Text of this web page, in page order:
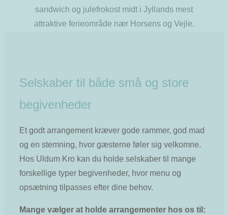
sandwich og julefrokost midt i Jyllands mest
attraktive ferieområde nær Horsens og Vejle.
Selskaber til både små og store
begivenheder
Et godt arrangement kræver gode rammer, god mad
og en stemning, hvor gæsterne føler sig velkomne.
Hos Uldum Kro kan du holde selskaber til mange
forskellige typer begivenheder, hvor menu og
opsætning tilpasses efter dine behov.
Mange vælger at holde arrangementer hos os til: